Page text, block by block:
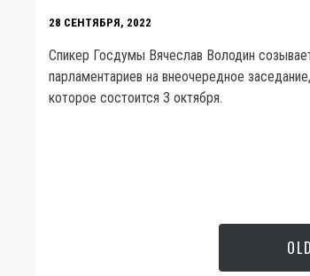
28 СЕНТЯБРЯ, 2022
Спикер Госдумы Вячеслав Володин
парламентариев на внеочередное заседание,
которое состоится 3 октября.